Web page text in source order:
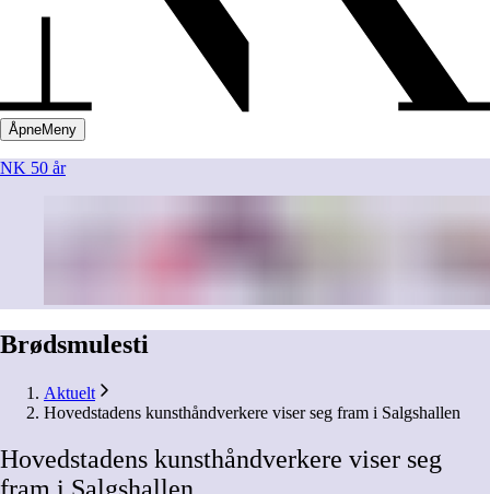
ÅpneMeny
NK 50 år
Brødsmulesti
Aktuelt
Hovedstadens kunsthåndverkere viser seg fram i Salgshallen
Hovedstadens kunsthåndverkere viser seg